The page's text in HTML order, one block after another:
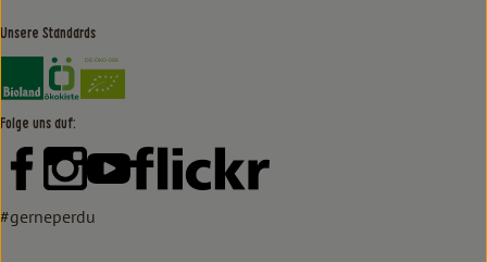
Unsere Standards
Externer Link zu https://www.bioland.de/verbraucher
Externer Link zu https://www.oekokiste.de/
Folge uns auf:
Externer Link zu https://www.facebook.com/lammertzhof/
Externer Link zu https://www.instagram.com/
Externer Link zu https://www.youtube.com/
Externer Link zu https://
#gerneperdu